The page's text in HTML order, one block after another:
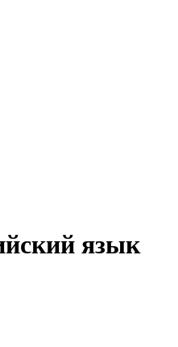
язык